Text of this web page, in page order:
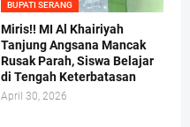
BUPATI SERANG
Miris!! MI Al Khairiyah
Tanjung Angsana Mancak
Rusak Parah, Siswa Belajar
di Tengah Keterbatasan
April 30, 2026